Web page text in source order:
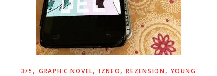
3/5 , GRAPHIC NOVEL, IZNEO,REZENSION , YOUNG